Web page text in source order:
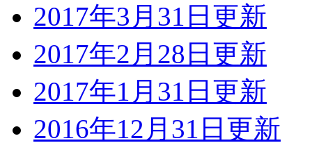
2017年3月31日更新
2017年2月28日更新
2017年1月31日更新
2016年12月31日更新